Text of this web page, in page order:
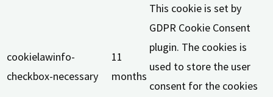
cookielawinfo-
checkbox-necessary
11
months
This cookie is set by
GDPR Cookie Consent
plugin. The cookies is
used to store the user
consent for the cookies